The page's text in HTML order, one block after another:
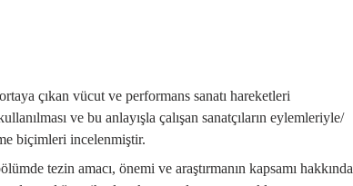
çıkan vücut ve performans sanatı hareketleri
ve bu anlayışla çalışan sanatçıların eylemleriyle/
biçimleri incelenmiştir.
tezin amacı, önemi ve araştırmanın kapsamı hakkında